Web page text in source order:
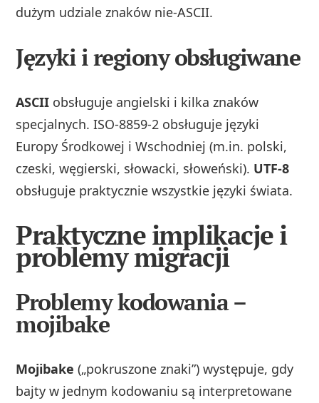
dużym udziale znaków nie-ASCII.
Języki i regiony obsługiwane
ASCII obsługuje angielski i kilka znaków
specjalnych. ISO‑8859‑2 obsługuje języki
Europy Środkowej i Wschodniej (m.in. polski,
czeski, węgierski, słowacki, słoweński). UTF‑8
obsługuje praktycznie wszystkie języki świata.
Praktyczne implikacje i
problemy migracji
Problemy kodowania –
mojibake
Mojibake („pokruszone znaki”) występuje, gdy
bajty w jednym kodowaniu są interpretowane